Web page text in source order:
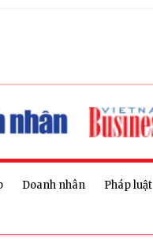
Doanh nhân Pháp luật